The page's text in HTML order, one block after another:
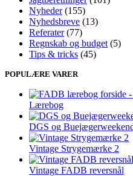
Nyheder(155)
Nyhedsbreve (13)
Referater(77)
Regnskab og budget (5)
Tips & tricks (45)
POPULÆRE VARER
Lærebog
DGS og
Vintage Strygemærke 2
Vintage FADB reversnål